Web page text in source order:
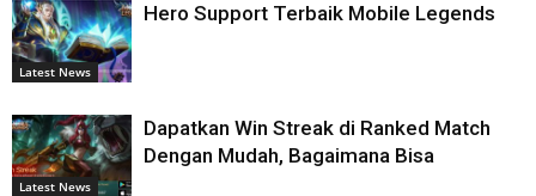
Latest News
Hero Support Terbaik Mobile Legends
Latest News
Dapatkan Win Streak di Ranked Match
Dengan Mudah, Bagaimana Bisa